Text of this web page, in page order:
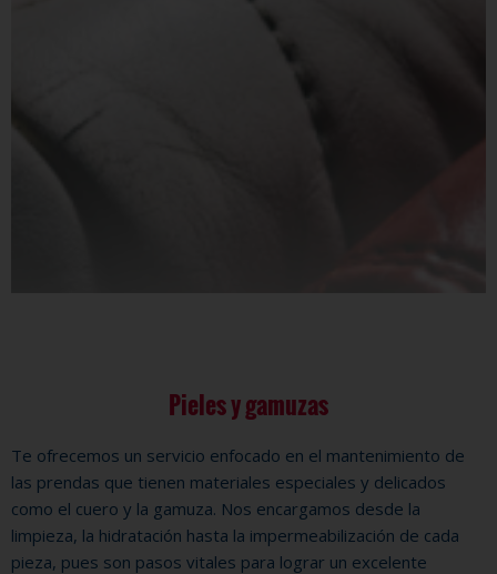
Pieles y gamuzas
Te ofrecemos un servicio enfocado en el mantenimiento de
las prendas que tienen materiales especiales y delicados
como el cuero y la gamuza. Nos encargamos desde la
limpieza, la hidratación hasta la impermeabilización de cada
pieza, pues son pasos vitales para lograr un excelente